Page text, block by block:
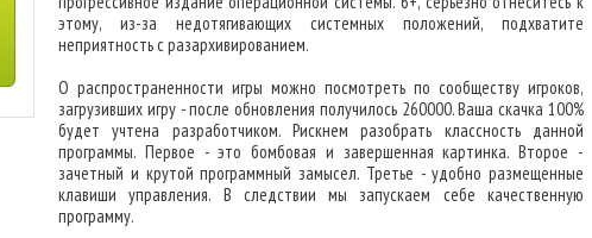
этому, из-за недотягивающих системных положений, подхватите
неприятность с разархивированием.
О распространенности игры можно посмотреть по сообществу игроков,
загрузивших игру - после обновления получилось 260000. Ваша скачка 100%
будет учтена разработчиком. Рискнем разобрать классность данной
программы. Первое - это бомбовая и завершенная картинка. Второе -
зачетный и крутой программный замысел. Третье - удобно размещенные
клавиши управления. В следствии мы запускаем себе качественную
программу.